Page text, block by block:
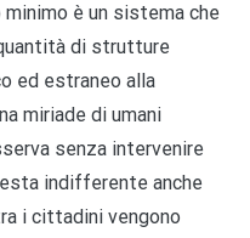
è un sistema che
di strutture
ed estraneo alla
miriade di umani
senza intervenire
indifferente anche
i cittadini vengono